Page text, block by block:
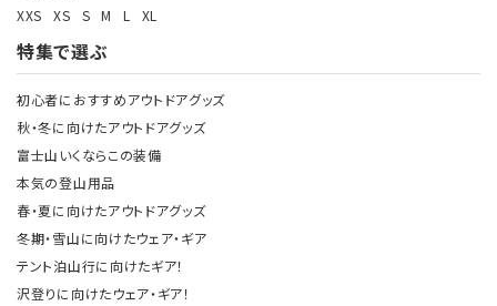
XXS XS S M L XL
特集で選ぶ
初心者におすすめアウトドアグッズ
秋・冬に向けたアウトドアグッズ
富士山いくならこの装備
本気の登山用品
春・夏に向けたアウトドアグッズ
冬期・雪山に向けたウェア・ギア
テント泊山行に向けたギア！
沢登りに向けたウェア・ギア！